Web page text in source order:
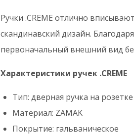
Ручки .CREME отлично
скандинавский дизайн.
первоначальный внешний вид
Характеристики ручек .CREME
Тип: дверная ручка на розетке
Материал: ZAMAK
Покрытие: гальваническое